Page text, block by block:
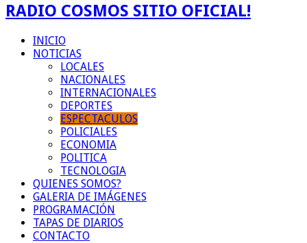
RADIO COSMOS SITIO OFICIAL!
INICIO
NOTICIAS
LOCALES
NACIONALES
INTERNACIONALES
DEPORTES
ESPECTACULOS
POLICIALES
ECONOMIA
POLITICA
TECNOLOGIA
QUIENES SOMOS?
GALERIA DE IMÁGENES
PROGRAMACIÓN
TAPAS DE DIARIOS
CONTACTO